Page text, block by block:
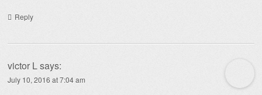
Reply
victor Lsays:
July 10, 2016 at 7:04 am